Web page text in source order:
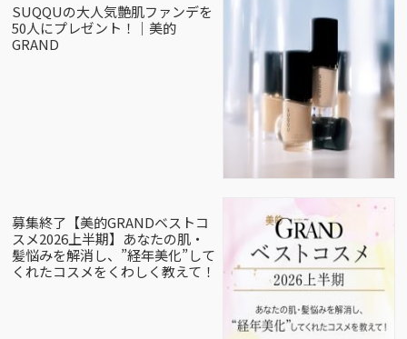
SUQQUの大人気艶肌ファンデを
50人にプレゼント！｜美的
GRAND
募集終了【美的GRANDベストコ
スメ2026上半期】あなたの肌・
髪悩みを解消し、”経年美化”して
くれたコスメをくわしく教えて！